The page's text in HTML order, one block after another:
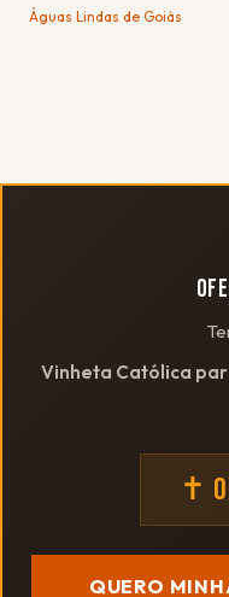
Águas Lindas de Goiás
Vinheta Católica
✝
QUERO